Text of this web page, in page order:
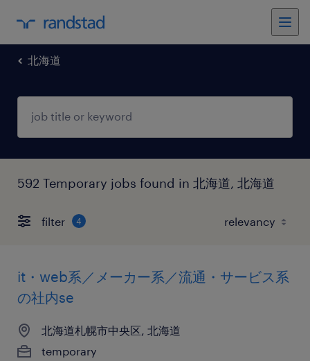
北海道
592 Temporary jobs found in 北海道, 北海道
filter 4
it・web系／メーカー系／流通・サービス系
の社内se
北海道札幌市中央区, 北海道
temporary